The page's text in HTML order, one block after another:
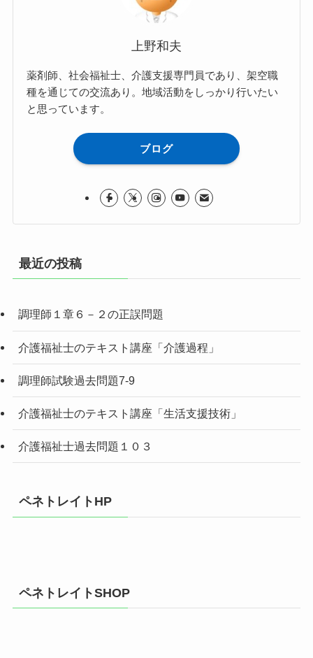
上野和夫
薬剤師、社会福祉士、介護支援専門員であり、架空職
種を通じての交流あり。地域活動をしっかり行いたい
と思っています。
ブログ
最近の投稿
調理師１章６－２の正誤問題
介護福祉士のテキスト講座「介護過程」
調理師試験過去問題7-9
介護福祉士のテキスト講座「生活支援技術」
介護福祉士過去問題１０３
ペネトレイトHP
ペネトレイトSHOP